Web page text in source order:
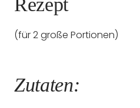
Rezept
(für 2 große Portionen)
Zutaten: